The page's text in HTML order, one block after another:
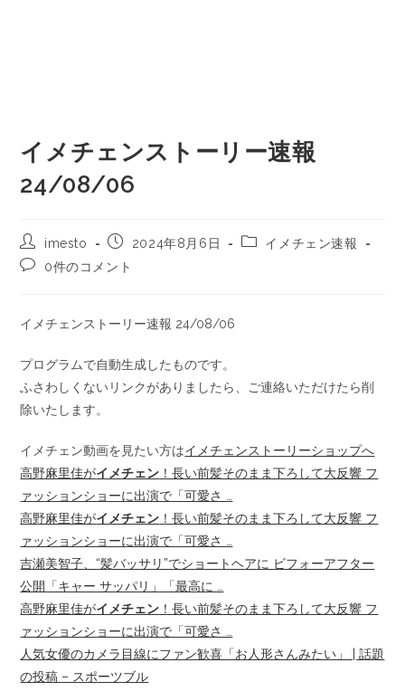
イメチェンストーリー速報
24/08/06
imesto 2024年8月6日
イメチェン速報
0件のコメント
イメチェンストーリー速報 24/08/06
プログラムで自動生成したものです。
ふさわしくないリンクがありましたら、ご連絡いただけたら削
除いたします。
イメチェン動画を見たい方はイメチェンストーリーショップへ
高野麻里佳がイメチェン ！長い前髪そのまま下ろして大反響 フ
ァッションショーに出演で「可愛さ …
高野麻里佳がイメチェン ！長い前髪そのまま下ろして大反響 フ
ァッションショーに出演で「可愛さ …
吉瀬美智子、“髪バッサリ”でショートヘアに ビフォーアフター
公開「キャー サッパリ」「最高に …
高野麻里佳がイメチェン ！長い前髪そのまま下ろして大反響 フ
ァッションショーに出演で「可愛さ …
人気女優のカメラ目線にファン歓喜「お人形さんみたい」 | 話題
の投稿 – スポーツブル